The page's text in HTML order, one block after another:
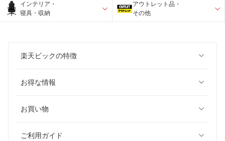
インテリア・
寝具・収納
アウトレット品・
その他
楽天ビックの特徴
お得な情報
お買い物
ご利用ガイド